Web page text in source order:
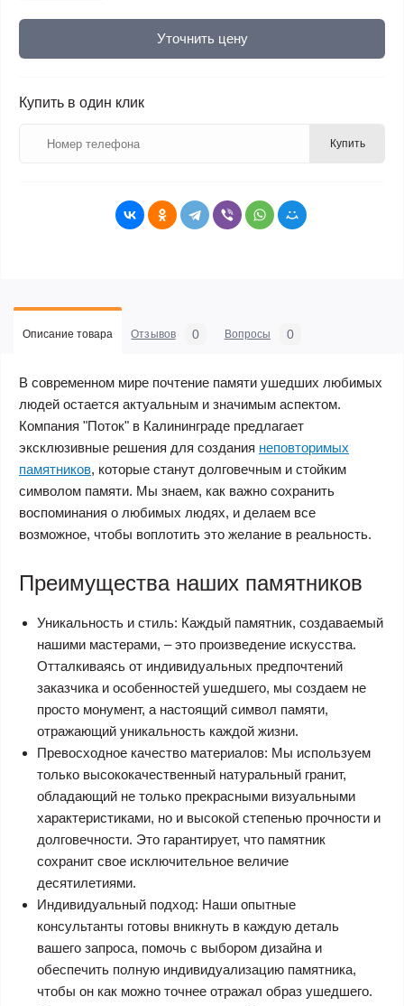
Уточнить цену
Купить в один клик
Купить
Описание товара Отзывов 0 Вопросы 0
В современном мире почтение памяти ушедших любимых
людей остается актуальным и значимым аспектом.
Компания "Поток" в Калининграде предлагает
эксклюзивные решения для создания неповторимых
памятников, которые станут долговечным и стойким
символом памяти. Мы знаем, как важно сохранить
воспоминания о любимых людях, и делаем все
возможное, чтобы воплотить это желание в реальность.
Преимущества наших памятников
Уникальность и стиль: Каждый памятник, создаваемый
нашими мастерами, – это произведение искусства.
Отталкиваясь от индивидуальных предпочтений
заказчика и особенностей ушедшего, мы создаем не
просто монумент, а настоящий символ памяти,
отражающий уникальность каждой жизни.
Превосходное качество материалов: Мы используем
только высококачественный натуральный гранит,
обладающий не только прекрасными визуальными
характеристиками, но и высокой степенью прочности и
долговечности. Это гарантирует, что памятник
сохранит свое исключительное величие
десятилетиями.
Индивидуальный подход: Наши опытные
консультанты готовы вникнуть в каждую деталь
вашего запроса, помочь с выбором дизайна и
обеспечить полную индивидуализацию памятника,
чтобы он как можно точнее отражал образ ушедшего.